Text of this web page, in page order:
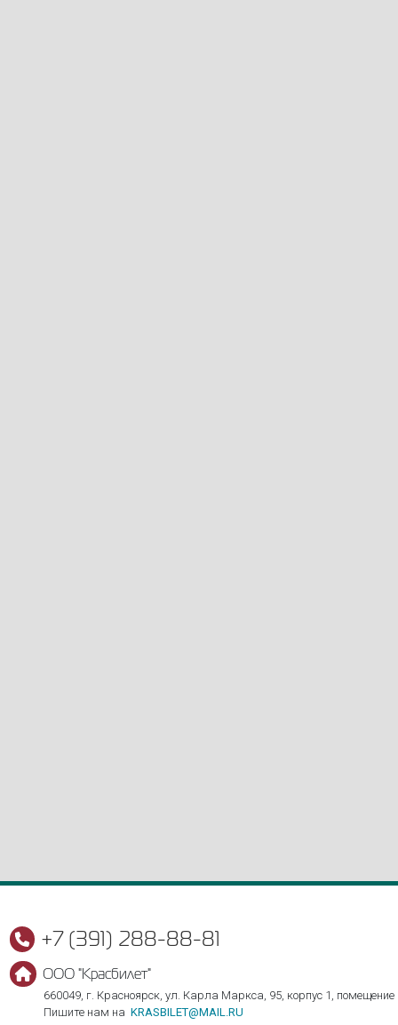
+7 (391) 288-88-81
ООО "Красбилет"
660049, г. Красноярск, ул. Карла Маркса, 95, корпус 1, помещение
Пишите нам на KRASBILET@MAIL.RU